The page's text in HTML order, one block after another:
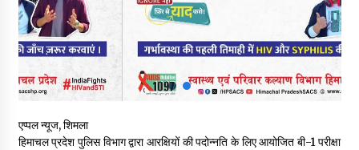
वन विभाग के एक हजार खिलाड़ी रामपुर में दिखाएंगे जौहर, 11 से 13 सितंबर
तक आयोजित होगी 27वीं वार्षिक खेलकूद प्रतियोगिता
07/08/2026
30 बैग की सीमा पर भाजपा का हमला, बोली- कांग्रेस सरकार ने सेब उत्पादकों
की तोड़ी कमर- संदीपनी
एप्पल न्यूज, शिमला
हिमाचल प्रदेश पुलिस विभाग द्वारा आरक्षियों की पदोन्नति के लिए आयोजित बी-1 परीक्षा